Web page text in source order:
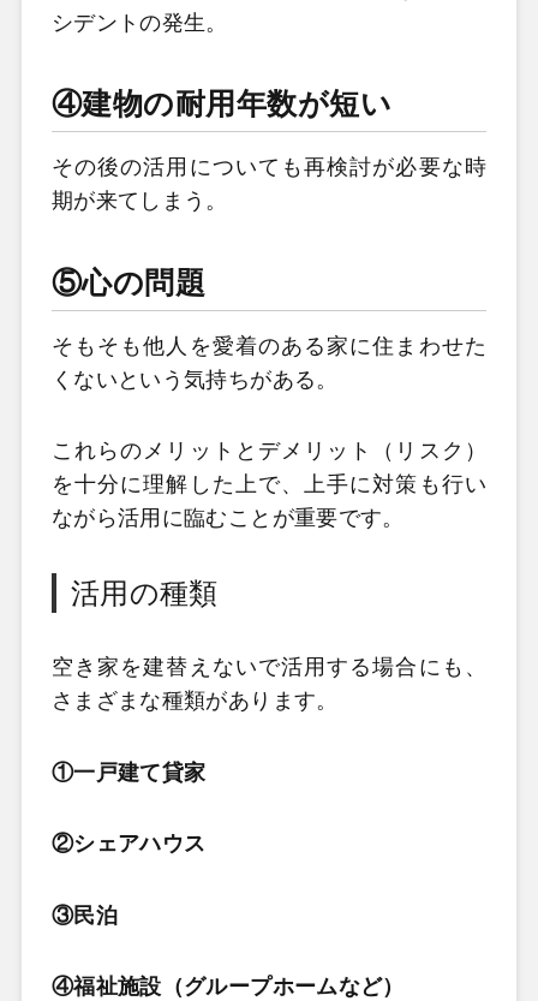
シデントの発生。
④建物の耐用年数が短い
その後の活用についても再検討が必要な時
期が来てしまう。
⑤心の問題
そもそも他人を愛着のある家に住まわせた
くないという気持ちがある。
これらのメリットとデメリット（リスク）
を十分に理解した上で、上手に対策も行い
ながら活用に臨むことが重要です。
活用の種類
空き家を建替えないで活用する場合にも、
さまざまな種類があります。
①一戸建て貸家
②シェアハウス
③民泊
④福祉施設（グループホームなど）